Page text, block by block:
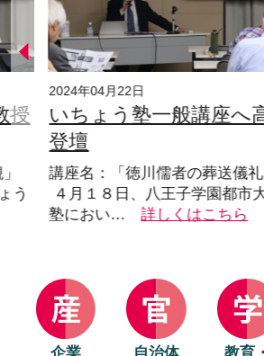
授
う
2024年04月22日
いちょう塾一般講座へ
登壇
講座名：「徳川儒者の葬送儀礼
４月１８日、八王子学園都市
塾におい…
詳しくはこちら